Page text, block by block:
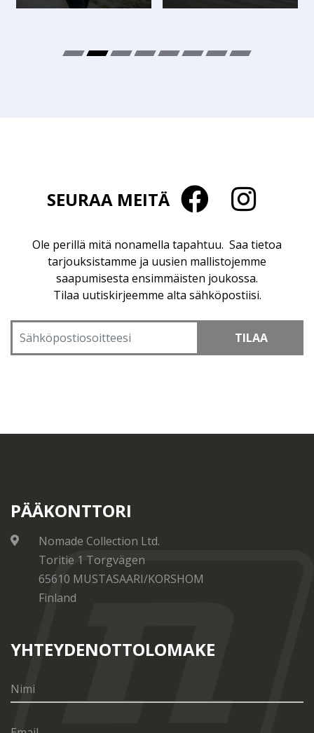
SEURAA MEITÄ
Ole perillä mitä nonamella tapahtuu. Saa tietoa
tarjouksistamme ja uusien mallistojemme
saapumisesta ensimmäisten joukossa.
Tilaa uutiskirjeemme alta sähköpostiisi.
TILAA
PÄÄKONTTORI
Nomade Collection Ltd.
Toritie 1 Torgvägen
65610 MUSTASAARI/KORSHOM
Finland
YHTEYDENOTTOLOMAKE